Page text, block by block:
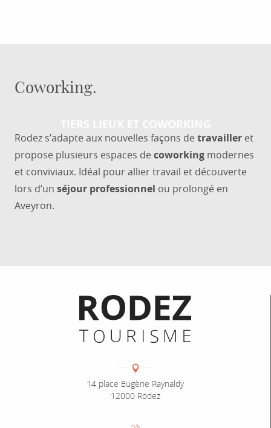
Coworking.
Rodez s’adapte aux nouvelles façons de travailler et
propose plusieurs espaces de coworking modernes
et conviviaux. Idéal pour allier travail et découverte
lors d’un séjour professionnel ou prolongé en
Aveyron.
Informations pratiques
Adresse :
14 place Eugène Raynaldy
12000 Rodez